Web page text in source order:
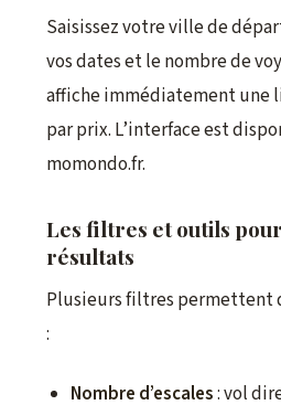
Saisissez votre ville de
vos dates et le nombre de
affiche immédiatement une
par prix. L’interface est
momondo.fr.
Les filtres et outils
résultats
Plusieurs filtres permettent
:
Nombre d’escales: vol